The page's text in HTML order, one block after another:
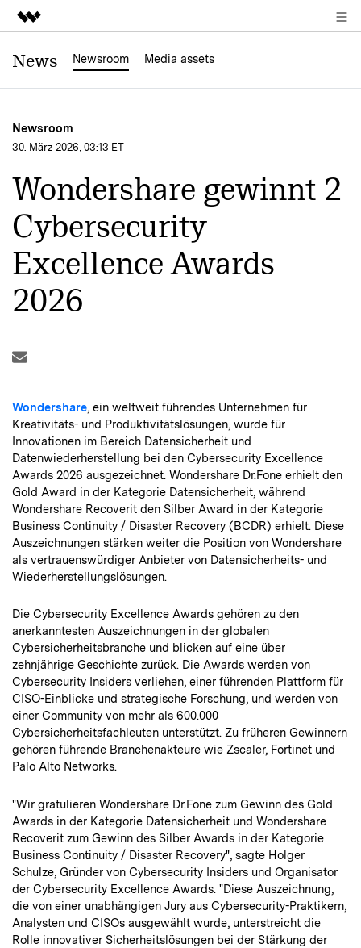
Top-Produkte
Überblick
Lösungen
Über uns
Presseraum
Shop
News Newsroom Media assets
Newsroom
30. März 2026, 03:13 ET
Wondershare gewinnt 2
Cybersecurity
Excellence Awards
2026
Wondershare, ein weltweit führendes Unternehmen für
Kreativitäts- und Produktivitätslösungen, wurde für
Innovationen im Bereich Datensicherheit und
Datenwiederherstellung bei den Cybersecurity Excellence
Awards 2026 ausgezeichnet. Wondershare Dr.Fone erhielt den
Gold Award in der Kategorie Datensicherheit, während
Wondershare Recoverit den Silber Award in der Kategorie
Business Continuity / Disaster Recovery (BCDR) erhielt. Diese
Auszeichnungen stärken weiter die Position von Wondershare
als vertrauenswürdiger Anbieter von Datensicherheits- und
Wiederherstellungslösungen.
Die Cybersecurity Excellence Awards gehören zu den
anerkanntesten Auszeichnungen in der globalen
Cybersicherheitsbranche und blicken auf eine über
zehnjährige Geschichte zurück. Die Awards werden von
Cybersecurity Insiders verliehen, einer führenden Plattform für
CISO-Einblicke und strategische Forschung, und werden von
einer Community von mehr als 600.000
Cybersicherheitsfachleuten unterstützt. Zu früheren Gewinnern
gehören führende Branchenakteure wie Zscaler, Fortinet und
Palo Alto Networks.
"Wir gratulieren Wondershare Dr.Fone zum Gewinn des Gold
Awards in der Kategorie Datensicherheit und Wondershare
Recoverit zum Gewinn des Silber Awards in der Kategorie
Business Continuity / Disaster Recovery", sagte Holger
Schulze, Gründer von Cybersecurity Insiders und Organisator
der Cybersecurity Excellence Awards. "Diese Auszeichnung,
die von einer unabhängigen Jury aus Cybersecurity-Praktikern,
Analysten und CISOs ausgewählt wurde, unterstreicht die
Rolle innovativer Sicherheitslösungen bei der Stärkung der